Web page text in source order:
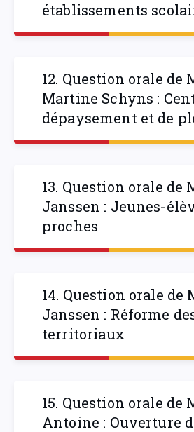
établissements
12. Question orale de
Martine Schyns :
dépaysement et de
13. Question orale de
Janssen : Jeunes-
proches
14. Question orale de
Janssen : Réforme
territoriaux
15. Question orale de
Antoine : Ouverture